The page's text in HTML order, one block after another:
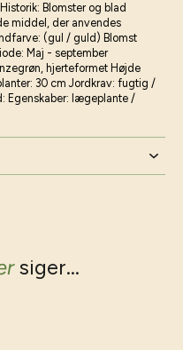
Blomster og blad
middel, der anvendes
(gul / guld) Blomst
Maj - september
hjerteformet Højde
30 cm Jordkrav: fugtig /
Egenskaber: lægeplante /
siger...